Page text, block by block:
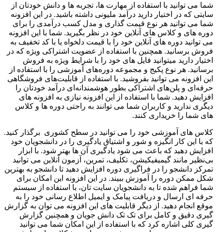
شما می توانید با استفاده از مهارت‌ ها، تجربه‌ ها و دانش خودتان از
سایتی که در اختیار دارید درآمد ملیونی داشته باشید. در این افزونه
شما می توانید هر نوع قیمت گذاری و مدل کسب درآمدی را برای
دوره های و کلاس های آنلاین خود در نظر بگیرید. شما با این افزونه
می توانید دوره ‌های آنلاین خود را با قیمت دلخواه یا با کد تخفیف به
فروش برسانید. همچنین با استفاده از عضویت اشتراکی ویژه که در
اختیار دارید میتوانید فایل های خود را با شرایط ویژه به فروش
برسانید. هر نوع پکیج و مجموعه دوره‌های آموزشی را با استفاده از
این افزونه می توانید بفروشید. با استفاده از قابلیت‌های فروشگاهی
حرفه‌ای و پلن‌های اشتراکی بطور هوشمندانه‌ای درآمد خودتان را
افزایش دهید. شما با استفاده از این افزونه نیازی به افزونه های
دیگری ندارید و کاربران شما می توانند به راحتی دوره ها و کلاس
های شما را خریداری کنند.
کلاس‌ های آموزشی خود را می توانید در سطح کشوری برگذار کنید.
که با این کار انگیزه و شور و اشتیاق یادگیری را در دانشجویان خود
افزایش دهید که باعث می شود یادگیری آن ها بهتر شود. با ابزار
بی‌نظیر مانند گیمیفیکیشن، تکلیف، تمرین، آزمون آنلاین می توانید
تمرکز دانشجو را در فراگیری دوره افزایش دهید تا دانشجو به بهترین
شکل ممکن دوره را آموزش ببیند. در این افزونه این امکان برای
شما فراهم شده تا به دانشجویان سایت تان، با استفاده از سیستم
حرفه‌ ای ارسال و دریافت پیامک و ایمیل اطلاع‌ رسانی خود را به
موقع انجام دهید. از دیگر قابلیت های این افزونه می توان به گزارش
گیری دقیق و کامل برای تک تک دانش جویان و همچنین گزارش
گیری کلی اشاره کرد که با استفاده از این امکان شما می توانید